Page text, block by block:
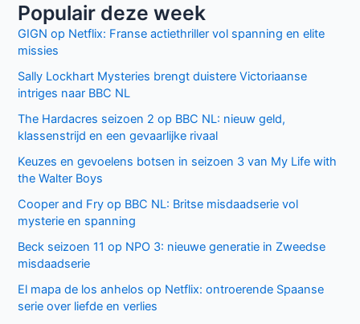
Populair deze week
GIGN op Netflix: Franse actiethriller vol spanning en elite
missies
Sally Lockhart Mysteries brengt duistere Victoriaanse
intriges naar BBC NL
The Hardacres seizoen 2 op BBC NL: nieuw geld,
klassenstrijd en een gevaarlijke rivaal
Keuzes en gevoelens botsen in seizoen 3 van My Life with
the Walter Boys
Cooper and Fry op BBC NL: Britse misdaadserie vol
mysterie en spanning
Beck seizoen 11 op NPO 3: nieuwe generatie in Zweedse
misdaadserie
El mapa de los anhelos op Netflix: ontroerende Spaanse
serie over liefde en verlies